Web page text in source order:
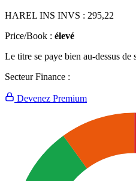
HAREL INS INVS : 295,22
Price/Book : élevé
Le titre se paye bien au-dessus de
Secteur Finance :
Devenez Premium